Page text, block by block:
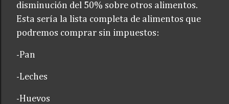
disminución del 50% sobre otros alimentos.
Esta sería la lista completa de alimentos que
podremos comprar sin impuestos:
-Pan
-Leches
-Huevos